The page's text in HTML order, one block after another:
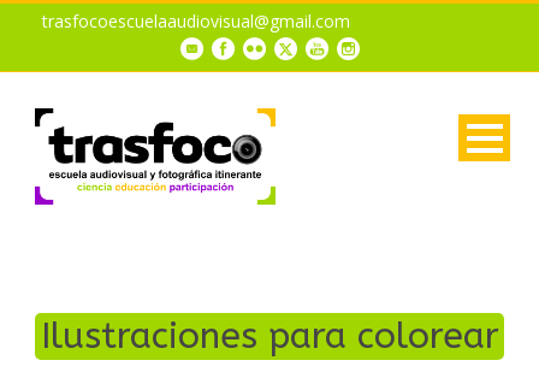
trasfocoescuelaaudiovisual@gmail.com
Ilustraciones para colorear